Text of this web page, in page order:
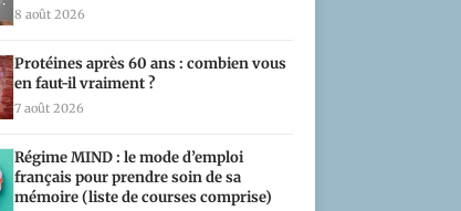
8 août 2026
Protéines après 60 ans : combien vous
en faut-il vraiment ?
7 août 2026
Régime MIND : le mode d’emploi
français pour prendre soin de sa
mémoire (liste de courses comprise)